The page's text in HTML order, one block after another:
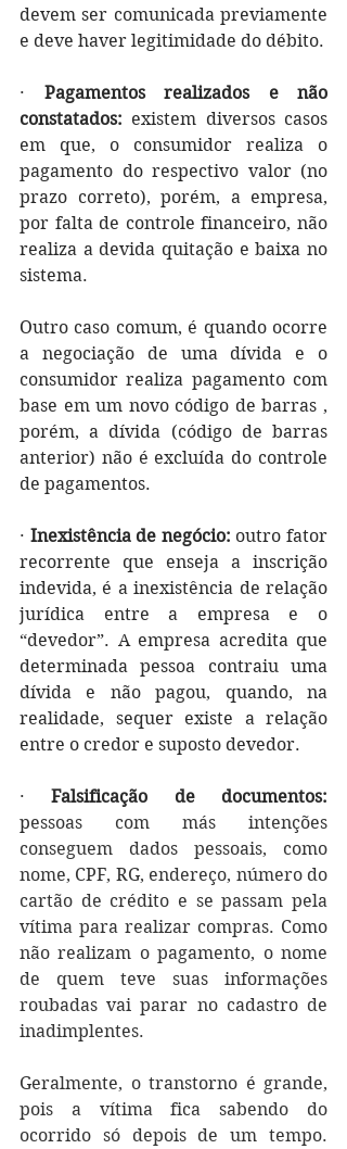
devem ser comunicada previamente
e deve haver legitimidade do débito.
· Pagamentos realizados e não
constatados: existem diversos casos
em que, o consumidor realiza o
pagamento do respectivo valor (no
prazo correto), porém, a empresa,
por falta de controle financeiro, não
realiza a devida quitação e baixa no
sistema.
Outro caso comum, é quando ocorre
a negociação de uma dívida e o
consumidor realiza pagamento com
base em um novo código de barras ,
porém, a dívida (código de barras
anterior) não é excluída do controle
de pagamentos.
· Inexistência de negócio: outro fator
recorrente que enseja a inscrição
indevida, é a inexistência de relação
jurídica entre a empresa e o
“devedor”. A empresa acredita que
determinada pessoa contraiu uma
dívida e não pagou, quando, na
realidade, sequer existe a relação
entre o credor e suposto devedor.
·
pessoas com más intenções
conseguem dados pessoais, como
nome, CPF, RG, endereço, número do
cartão de crédito e se passam pela
vítima para realizar compras. Como
não realizam o pagamento, o nome
de quem teve suas informações
roubadas vai parar no cadastro de
inadimplentes.
Geralmente, o transtorno é grande,
pois a vítima fica sabendo do
ocorrido só depois de um tempo.